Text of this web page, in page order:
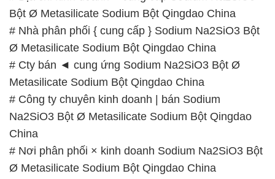
Metasilicate Sodium Bột Qingdao China
# Công ty chuyên kinh doanh | bán Sodium
Na2SiO3 Bột Ø Metasilicate Sodium Bột Qingdao
China
# Nơi phân phối × kinh doanh Sodium Na2SiO3 Bột
Ø Metasilicate Sodium Bột Qingdao China
# Công ty kinh doanh Þ phân phối Sodium Na2SiO3
Bột Ø Metasilicate Sodium Bột Qingdao China
📞PHÒNG KINH DOANH – CÔNG TY HÓA CHẤT